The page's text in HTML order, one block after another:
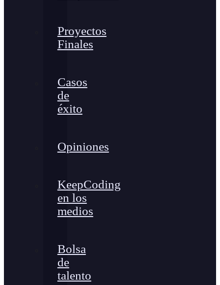
Proyectos
Finales
Casos
de
éxito
Opiniones
KeepCoding
en los
medios
Bolsa
de
talento